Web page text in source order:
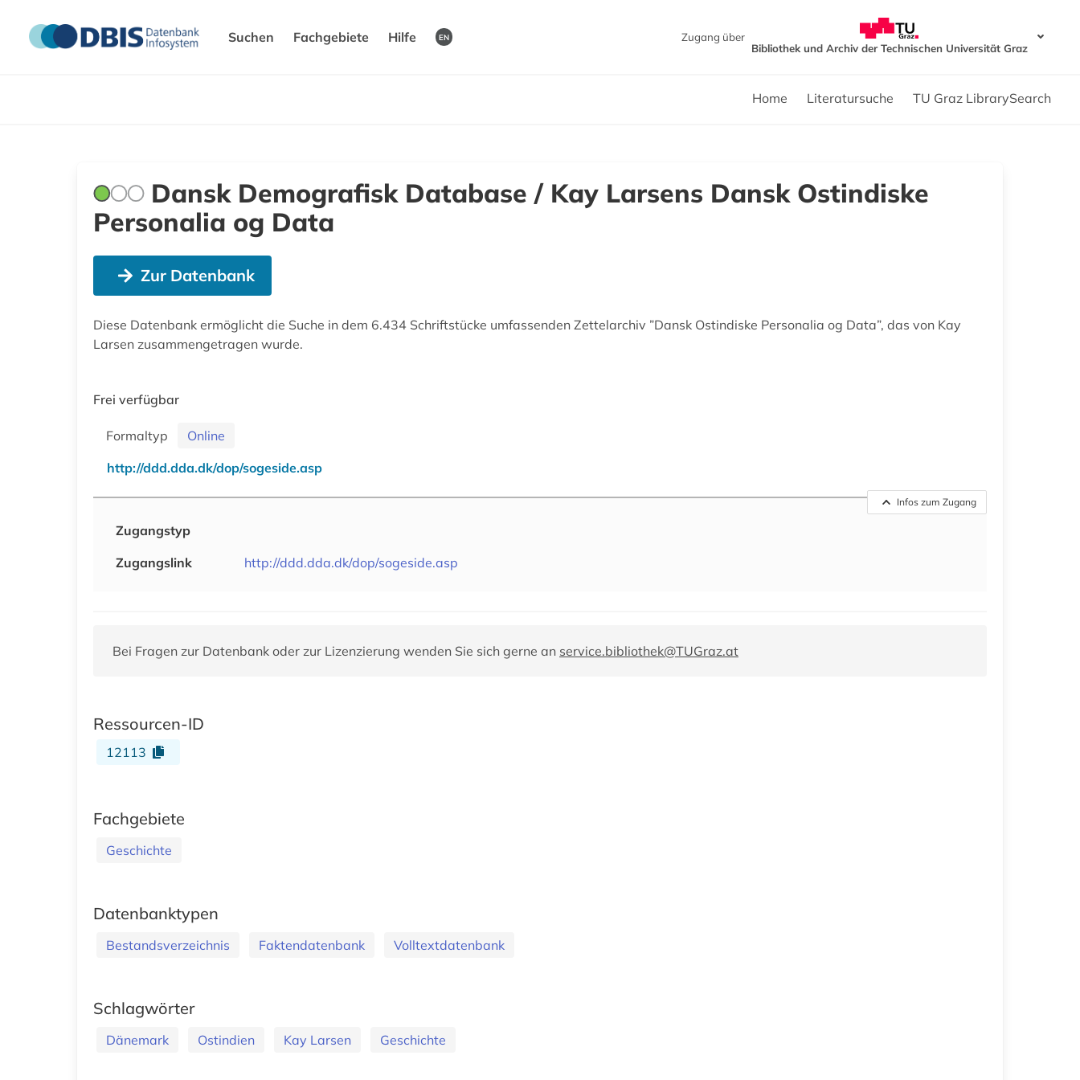
Suchen Fachgebiete Hilfe EN
Zugang über
Bibliothek und Archiv der Technischen Universität Graz
Home Literatursuche TU Graz LibrarySearch
Dansk Demografisk Database / Kay Larsens Dansk Ostindiske
Personalia og Data
Zur Datenbank
Diese Datenbank ermöglicht die Suche in dem 6.434 Schriftstücke umfassenden Zettelarchiv ”Dansk Ostindiske Personalia og Data”, das von Kay
Larsen zusammengetragen wurde.
Frei verfügbar
Formaltyp
Online
http://ddd.dda.dk/dop/sogeside.asp
Infos zum Zugang
Zugangstyp
Zugangslink
http://ddd.dda.dk/dop/sogeside.asp
Bei Fragen zur Datenbank oder zur Lizenzierung wenden Sie sich gerne an service.bibliothek@TUGraz.at
Ressourcen-ID
12113
Fachgebiete
Geschichte
Datenbanktypen
Bestandsverzeichnis Faktendatenbank Volltextdatenbank
Schlagwörter
Dänemark Ostindien Kay Larsen Geschichte